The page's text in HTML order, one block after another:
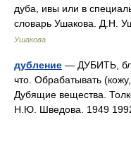
дуба, ивы или в
словарь Ушакова. Д.Н.
Ушакова
дубление — ДУБИТЬ,
что. Обрабатывать
Дубящие вещества.
Н.Ю. Шведова. 1949